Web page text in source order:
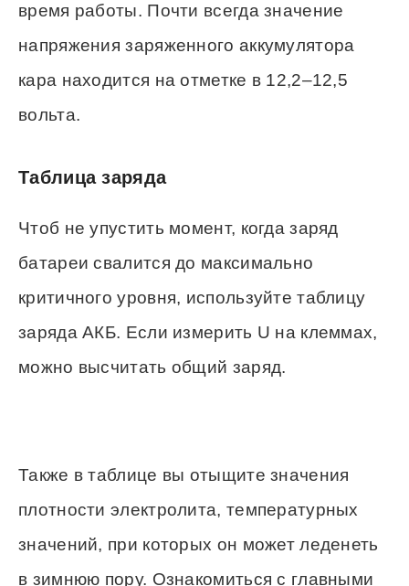
время работы. Почти всегда значение
напряжения заряженного аккумулятора
кара находится на отметке в 12,2–12,5
вольта.
Таблица заряда
Чтоб не упустить момент, когда заряд
батареи свалится до максимально
критичного уровня, используйте таблицу
заряда АКБ. Если измерить U на клеммах,
можно высчитать общий заряд.
Также в таблице вы отыщите значения
плотности электролита, температурных
значений, при которых он может леденеть
в зимнюю пору. Ознакомиться с главными